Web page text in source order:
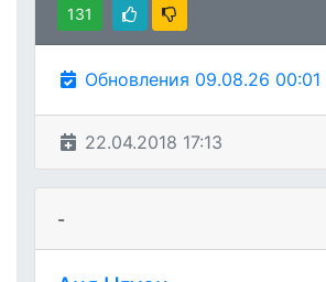
131
Обновления 09.08.26 00:01
22.04.2018 17:13
-